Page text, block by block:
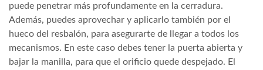
puede penetrar más profundamente en la cerradura.
Además, puedes aprovechar y aplicarlo también por el
hueco del resbalón, para asegurarte de llegar a todos los
mecanismos. En este caso debes tener la puerta abierta y
bajar la manilla, para que el orificio quede despejado. El